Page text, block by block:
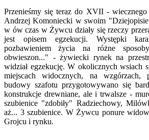
Przenieśmy się teraz do XVII -
Andrzej Komoniecki w swoim
w ów czas w Żywcu działy się rzeczy
jest opisem egzekucji. Występki
pozbawieniem życia na różne
obwieszon..." - żywiecki rynek na
widział egzekucję. W okolicznych wsiach
miejscach widocznych, na wzgórzach,
budowy szafotu przygotowywano się
konstrukcje drewniane, ale i trwalsze -
szubienice "zdobiły" Radziechowy,
aż... 3 szubienice. W Żywcu ponure
Grojcu i rynku.